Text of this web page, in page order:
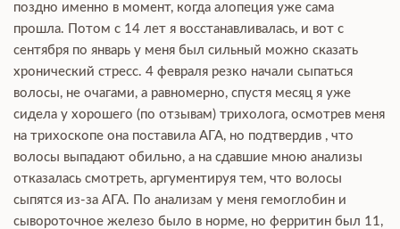
поздно именно в момент, когда алопеция уже сама
прошла. Потом с 14 лет я восстанавливалась, и вот с
сентября по январь у меня был сильный можно сказать
хронический стресс. 4 февраля резко начали сыпаться
волосы, не очагами, а равномерно, спустя месяц я уже
сидела у хорошего (по отзывам) трихолога, осмотрев меня
на трихоскопе она поставила АГА, но подтвердив , что
волосы выпадают обильно, а на сдавшие мною анализы
отказалась смотреть, аргументируя тем, что волосы
сыпятся из-за АГА. По анализам у меня гемоглобин и
сывороточное железо было в норме, но ферритин был 11,